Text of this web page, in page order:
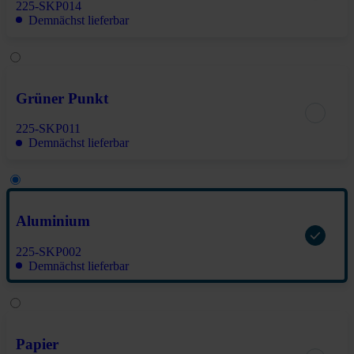
225-SKP014
Demnächst lieferbar
Grüner Punkt
225-SKP011
Demnächst lieferbar
Aluminium
225-SKP002
Demnächst lieferbar
Papier